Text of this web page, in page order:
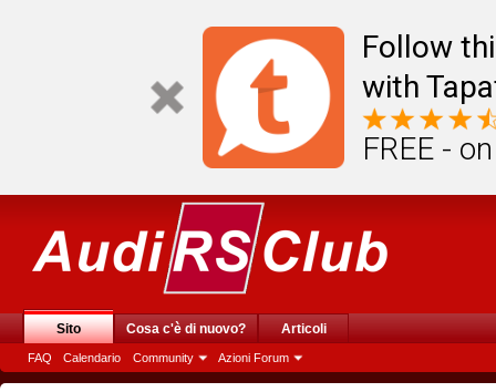
Follow
with
FREE -
Sito
FAQ Calendario Community Azioni Forum
Cosa c'è di nuovo? Articoli